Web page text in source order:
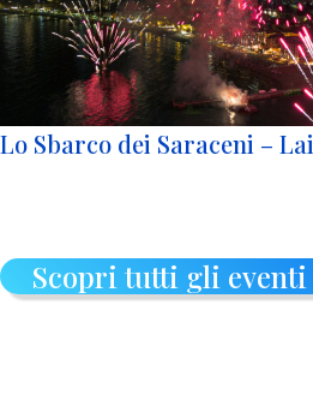
Lo Sbarco dei Saraceni –
Scopri tutti gli